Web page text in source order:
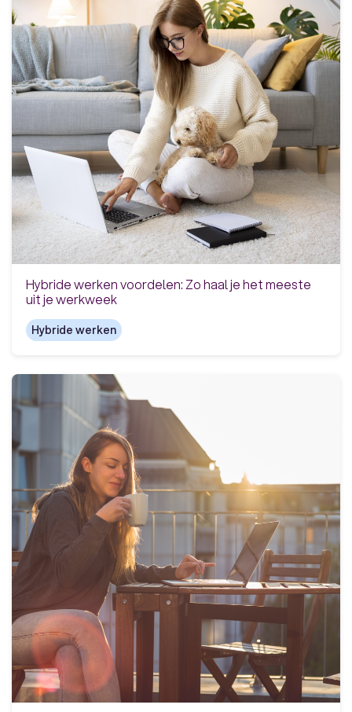
Hybride werken voordelen: Zo haal je het meeste
uit je werkweek
Hybride werken